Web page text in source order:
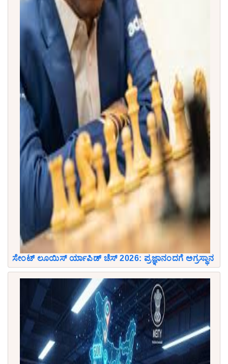
ಸೇಂಟ್ ಲೂಯಿಸ್ ರ್ಯಾಪಿಡ್ ಚೆಸ್ 2026: ಪ್ರಜ್ಞಾನಂದಗೆ ಅಗ್ರಸ್ಥಾನ